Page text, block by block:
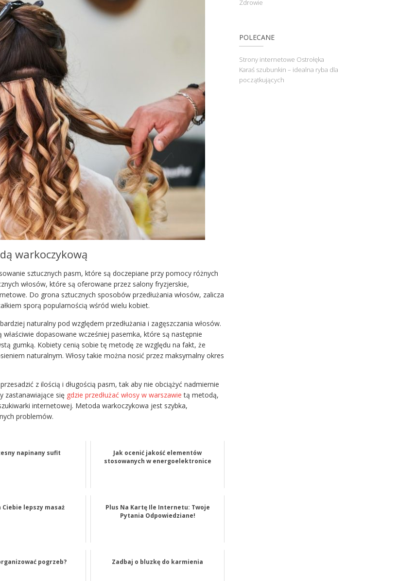
warkoczykową
sztucznych pasm, które są doczepiane przy pomocy różnych
włosów, które są oferowane przez salony fryzjerskie,
Do grona sztucznych sposobów przedłużania włosów, zalicza
sporą popularnością wśród wielu kobiet.
naturalny pod względem przedłużania i zagęszczania włosów.
dopasowane wcześniej pasemka, które są następnie
gumką. Kobiety cenią sobie tę metodę ze względu na fakt, że
naturalnym. Włosy takie można nosić przez maksymalny okres
z ilością i długością pasm, tak aby nie obciążyć nadmiernie
zastanawiające się gdzie przedłużać włosy w warszawie tą metodą,
internetowej. Metoda warkoczykowa jest szybka,
problemów.
napinany sufit
Jak ocenić jakość elementów
stosowanych w energoelektronice
Ciebie lepszy masaż
Plus Na Kartę Ile Internetu: Twoje
Pytania Odpowiedziane!
pogrzeb? Zadbaj o bluzkę do karmienia
Zdrowie
POLECANE
Strony internetowe Ostrołęka
Karaś szubunkin – idealna ryba dla
początkujących